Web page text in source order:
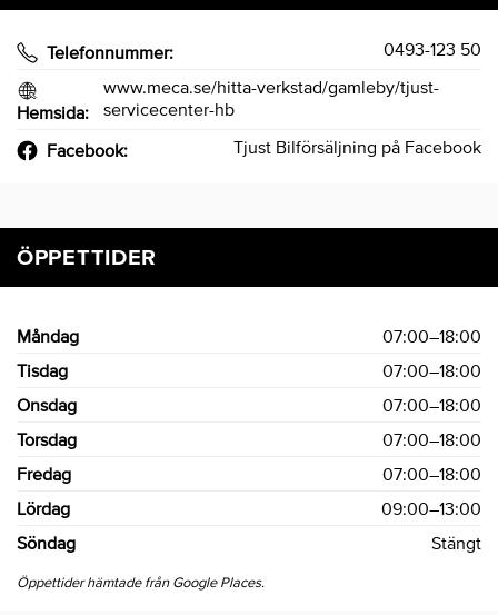
Telefonnummer: 0493-123 50
Hemsida:
www.meca.se/hitta-verkstad/gamleby/tjust-
servicecenter-hb
Facebook: Tjust Bilförsäljning på Facebook
ÖPPETTIDER
Måndag
07:00–18:00
Tisdag
07:00–18:00
Onsdag
07:00–18:00
Torsdag
07:00–18:00
Fredag
07:00–18:00
Lördag
09:00–13:00
Söndag
Stängt
Öppettider hämtade från Google Places.